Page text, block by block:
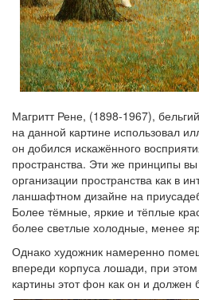
Магритт Рене, (1898-1967),
на данной картине использовал
он добился искажённого
пространства. Эти же принципы
организации пространства как в
ланшафтном дизайне на
Более тёмные, яркие и тёплые
более светлые холодные, менее
Однако художник намеренно
впереди корпуса лошади, при этом
картины этот фон как он и должен